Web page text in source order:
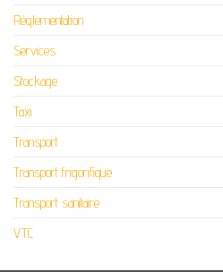
Réglementation
Services
Stockage
Taxi
Transport
Transport frigorifique
Transport sanitaire
VTC